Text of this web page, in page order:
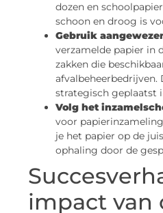
dozen en
schoon en droog is
Gebruik
verzamelde papier in
zakken die
afvalbeheerbedrijven.
strategisch geplaatst
Volg het
voor
je het papier op de
ophaling door de
impact van